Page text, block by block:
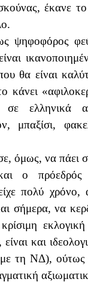
έκανε
ψηφοφόρος
θα είναι
κάνει
σε ελληνικά
μπαξίσι,
όμως, να πάει
ο πρόεδρός
πολύ χρόνο,
σήμερα, να
και
τη ΝΔ), ούτως